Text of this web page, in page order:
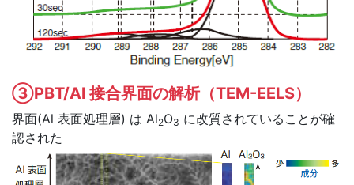
③PBT/Al 接合界面の解析（TEM-EELS）
界面(Al 表面処理層) は Al2O3 に改質されていることが確
認された